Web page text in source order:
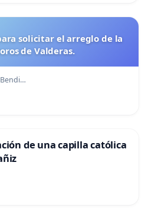
solicitar el arreglo de la
de Valderas.
de una capilla católica